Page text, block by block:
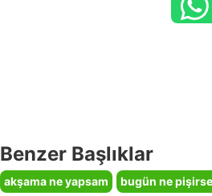
Benzer Başlıklar
akşama ne yapsam bugün ne